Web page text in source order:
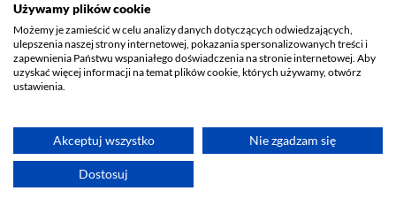
Używamy plików cookie
Możemy je zamieścić w celu analizy danych dotyczących odwiedzających,
ulepszenia naszej strony internetowej, pokazania spersonalizowanych treści i
zapewnienia Państwu wspaniałego doświadczenia na stronie internetowej. Aby
uzyskać więcej informacji na temat plików cookie, których używamy, otwórz
ustawienia.
Akceptuj wszystko Nie zgadzam się
Dostosuj
Deklaracja dostępności